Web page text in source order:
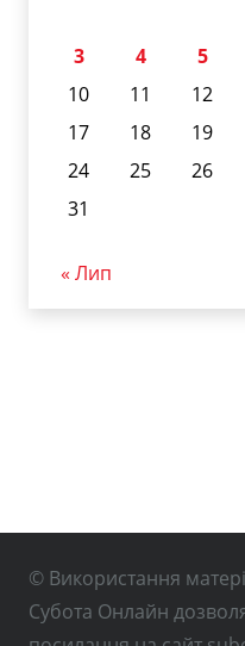
3
4 5
10
11 12
17
18 19
24
25 26
31
« Лип
© Використання
Субота Онлайн